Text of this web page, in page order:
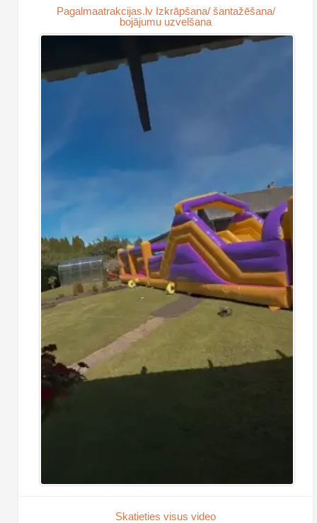
Pagalmaatrakcijas.lv Izkrāpšana/ šantažēšana/
bojājumu uzvelšana
Skatieties visus video